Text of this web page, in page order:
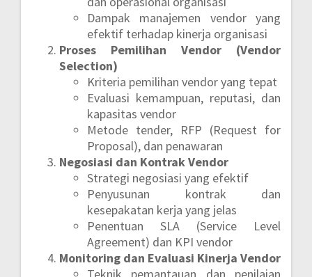
Dampak manajemen vendor yang
efektif terhadap kinerja organisasi
Proses Pemilihan Vendor (Vendor
Selection)
Kriteria pemilihan vendor yang tepat
Evaluasi kemampuan, reputasi, dan
kapasitas vendor
Metode tender, RFP (Request for
Proposal), dan penawaran
Negosiasi dan Kontrak Vendor
Strategi negosiasi yang efektif
Penyusunan kontrak dan
kesepakatan kerja yang jelas
Penentuan SLA (Service Level
Agreement) dan KPI vendor
Monitoring dan Evaluasi Kinerja Vendor
Teknik pemantauan dan penilaian